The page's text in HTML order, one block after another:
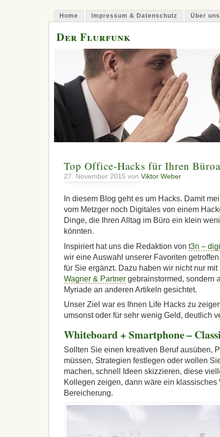
Home Impressum & Datenschutz Über uns
Der Flurfunk
Top Office-Hacks für Ihren
27. November 2015 von Viktor Weber
In diesem Blog geht es um Hacks. Damit
vom Metzger noch Digitales von einem
Dinge, die Ihren Alltag im Büro ein klein
könnten.
Inspiriert hat uns die Redaktion von t3n –
wir eine Auswahl unserer Favoriten
für Sie ergänzt. Dazu haben wir nicht nur
Wagner & Partner gebrainstormed, sondern
Myriade an anderen Artikeln gesichtet.
Unser Ziel war es Ihnen Life Hacks zu
umsonst oder für sehr wenig Geld, deutlich
Whiteboard + Smartphone –
Sollten Sie einen kreativen Beruf ausüben,
müssen, Strategien festlegen oder wollen
machen, schnell Ideen skizzieren, diese
Kollegen zeigen, dann wäre ein klassisches
Bereicherung.